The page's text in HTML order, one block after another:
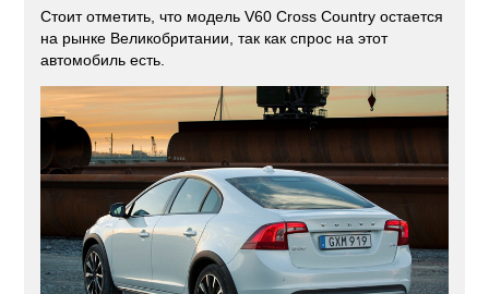
Стоит отметить, что модель V60 Cross Country остается
на рынке Великобритании, так как спрос на этот
автомобиль есть.